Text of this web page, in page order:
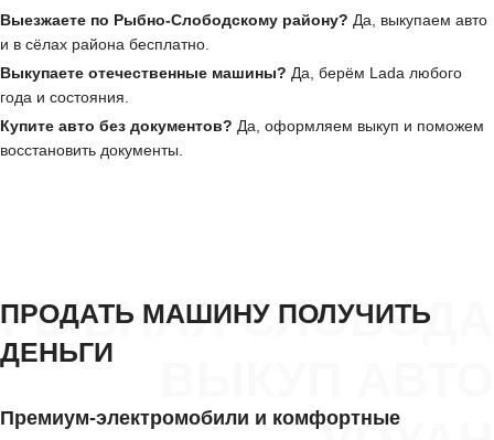
Выезжаете по Рыбно-Слободскому району? Да, выкупаем авто
и в сёлах района бесплатно.
Выкупаете отечественные машины? Да, берём Lada любого
года и состояния.
Купите авто без документов? Да, оформляем выкуп и поможем
восстановить документы.
РЫБНАЯ СЛОБОДА
ПРОДАТЬ МАШИНУ ПОЛУЧИТЬ
ДЕНЬГИ
Премиум-электромобили и комфортные